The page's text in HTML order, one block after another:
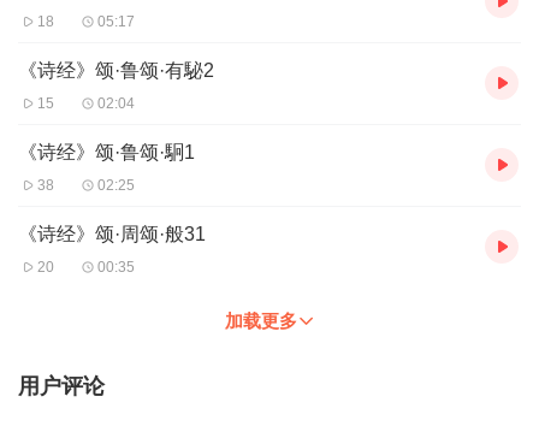
18 05:17
《诗经》颂·鲁颂·有駜2
15 02:04
《诗经》颂·鲁颂·駉1
38 02:25
《诗经》颂·周颂·般31
20 00:35
加载更多
用户评论